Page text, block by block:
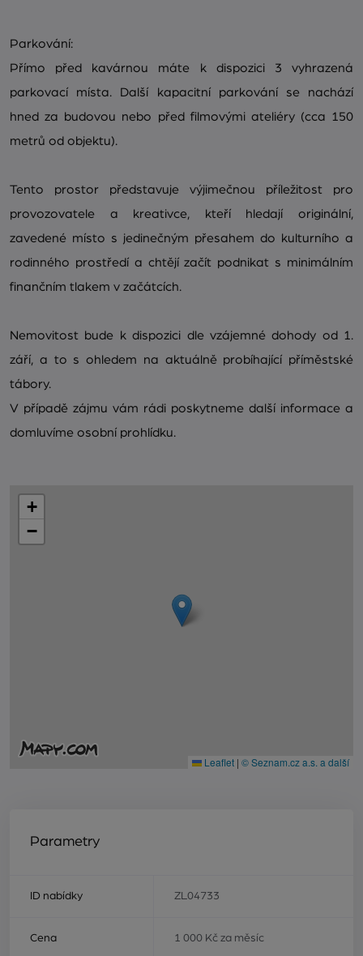
Parkování:
Přímo před kavárnou máte k dispozici 3 vyhrazená
parkovací místa. Další kapacitní parkování se nachází
hned za budovou nebo před filmovými ateliéry (cca 150
metrů od objektu).
Tento prostor představuje výjimečnou příležitost pro
provozovatele a kreativce, kteří hledají originální,
zavedené místo s jedinečným přesahem do kulturního a
rodinného prostředí a chtějí začít podnikat s minimálním
finančním tlakem v začátcích.
Nemovitost bude k dispozici dle vzájemné dohody od 1.
září, a to s ohledem na aktuálně probíhající příměstské
tábory.
V případě zájmu vám rádi poskytneme další informace a
domluvíme osobní prohlídku.
+
−
Leaflet | © Seznam.cz a.s. a další
Parametry
ID nabídky ZL04733
Cena 1 000 Kč za měsíc